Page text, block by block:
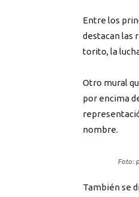
Entre los
destacan las
torito, la
Otro mural
por encima
nombre.
Foto:
También se